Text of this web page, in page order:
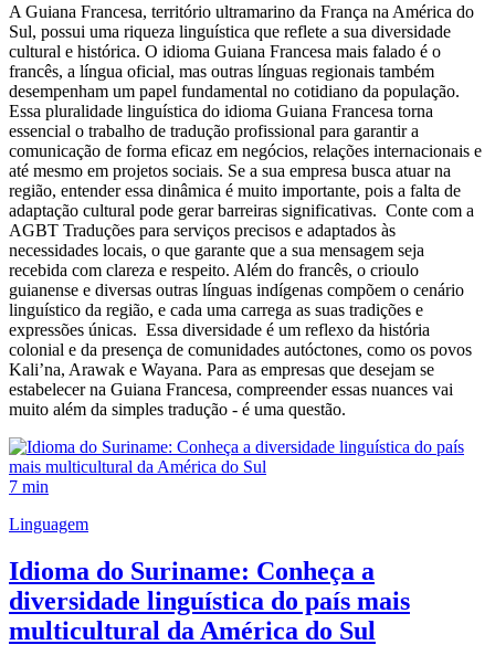
A Guiana Francesa, território ultramarino da França na América do
Sul, possui uma riqueza linguística que reflete a sua diversidade
cultural e histórica. O idioma Guiana Francesa mais falado é o
francês, a língua oficial, mas outras línguas regionais também
desempenham um papel fundamental no cotidiano da população.
Essa pluralidade linguística do idioma Guiana Francesa torna
essencial o trabalho de tradução profissional para garantir a
comunicação de forma eficaz em negócios, relações internacionais e
até mesmo em projetos sociais. Se a sua empresa busca atuar na
região, entender essa dinâmica é muito importante, pois a falta de
adaptação cultural pode gerar barreiras significativas. Conte com a
AGBT Traduções para serviços precisos e adaptados às
necessidades locais, o que garante que a sua mensagem seja
recebida com clareza e respeito. Além do francês, o crioulo
guianense e diversas outras línguas indígenas compõem o cenário
linguístico da região, e cada uma carrega as suas tradições e
expressões únicas. Essa diversidade é um reflexo da história
colonial e da presença de comunidades autóctones, como os povos
Kali’na, Arawak e Wayana. Para as empresas que desejam se
estabelecer na Guiana Francesa, compreender essas nuances vai
muito além da simples tradução - é uma questão.
7 min
Linguagem
Idioma do Suriname: Conheça a
diversidade linguística do país mais
multicultural da América do Sul